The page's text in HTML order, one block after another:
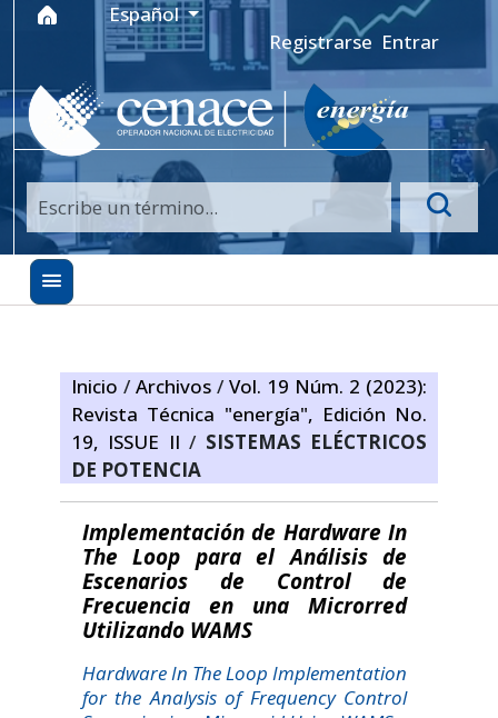
Ir al menú de navegación principal
Ir al contenido principal
Ir al pie de página del sitio
Idioma
Español
Registrarse Entrar
Inicio / Archivos / Vol. 19 Núm. 2 (2023):
Revista Técnica "energía", Edición No.
19, ISSUE II/ SISTEMAS ELÉCTRICOS
DE POTENCIA
Implementación de Hardware In
The Loop para el Análisis de
Escenarios de Control de
Frecuencia en una Microrred
Utilizando WAMS
Hardware In The Loop Implementation
for the Analysis of Frequency Control